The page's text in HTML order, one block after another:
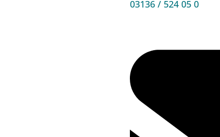
03136 / 524 05 0